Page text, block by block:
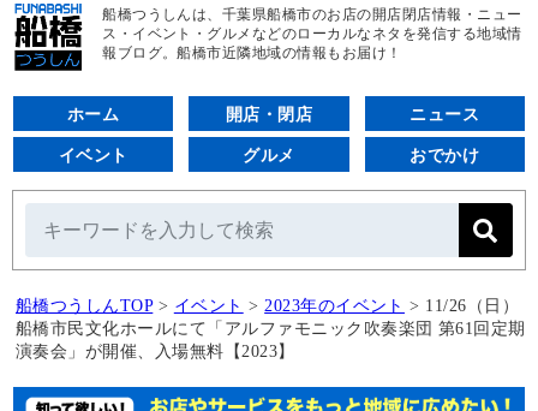
船橋つうしんは、千葉県船橋市のお店の開店閉店情報・ニュー
ス・イベント・グルメなどのローカルなネタを発信する地域情
報ブログ。船橋市近隣地域の情報もお届け！
ホーム 開店・閉店 ニュース
イベント グルメ おでかけ
船橋つうしんTOP > イベント > 2023年のイベント > 11/26（日）
船橋市民文化ホールにて「アルファモニック吹奏楽団 第61回定期
演奏会」が開催、入場無料【2023】